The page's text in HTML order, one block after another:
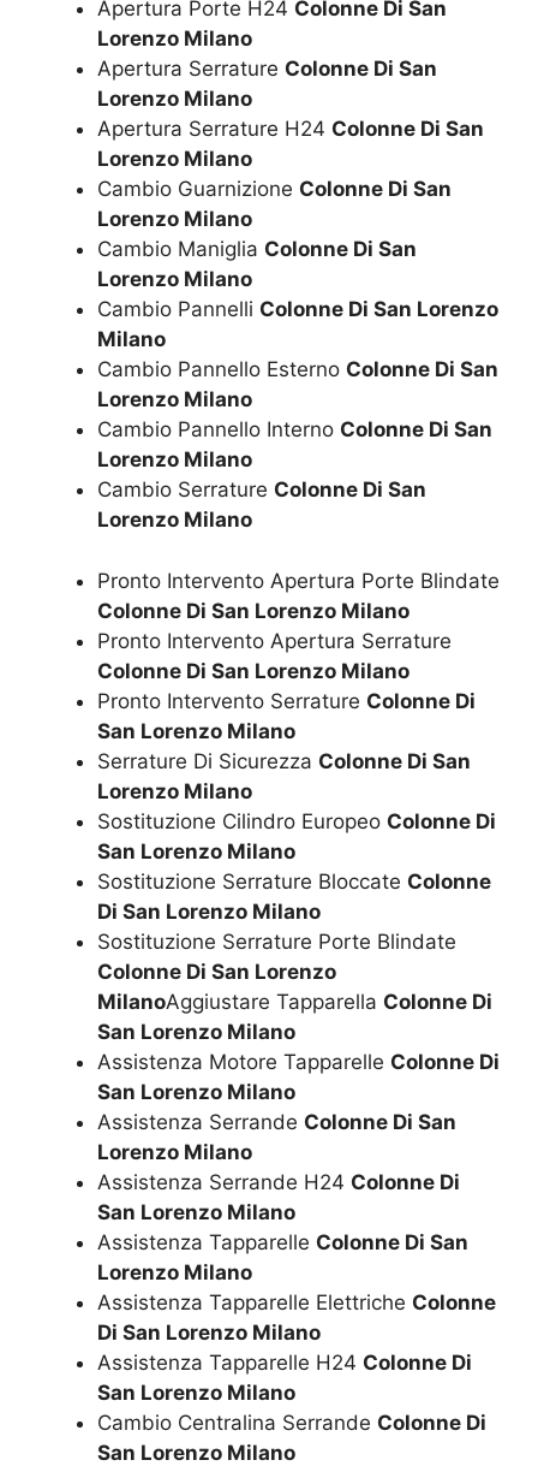
Apertura Porte H24 Colonne Di San
Lorenzo Milano
Apertura Serrature Colonne Di San
Lorenzo Milano
Apertura Serrature H24 Colonne Di San
Lorenzo Milano
Cambio Guarnizione Colonne Di San
Lorenzo Milano
Cambio Maniglia Colonne Di San
Lorenzo Milano
Cambio Pannelli Colonne Di San Lorenzo
Milano
Cambio Pannello Esterno Colonne Di San
Lorenzo Milano
Cambio Pannello Interno Colonne Di San
Lorenzo Milano
Cambio Serrature Colonne Di San
Lorenzo Milano
Pronto Intervento Apertura Porte Blindate
Colonne Di San Lorenzo Milano
Pronto Intervento Apertura Serrature
Colonne Di San Lorenzo Milano
Pronto Intervento Serrature Colonne Di
San Lorenzo Milano
Serrature Di Sicurezza Colonne Di San
Lorenzo Milano
Sostituzione Cilindro Europeo Colonne Di
San Lorenzo Milano
Sostituzione Serrature Bloccate Colonne
Di San Lorenzo Milano
Sostituzione Serrature Porte Blindate
Colonne Di San Lorenzo
MilanoAggiustare Tapparella Colonne Di
San Lorenzo Milano
Assistenza Motore Tapparelle Colonne Di
San Lorenzo Milano
Assistenza Serrande Colonne Di San
Lorenzo Milano
Assistenza Serrande H24 Colonne Di
San Lorenzo Milano
Assistenza Tapparelle Colonne Di San
Lorenzo Milano
Assistenza Tapparelle Elettriche Colonne
Di San Lorenzo Milano
Assistenza Tapparelle H24 Colonne Di
San Lorenzo Milano
Cambio Centralina Serrande Colonne Di
San Lorenzo Milano